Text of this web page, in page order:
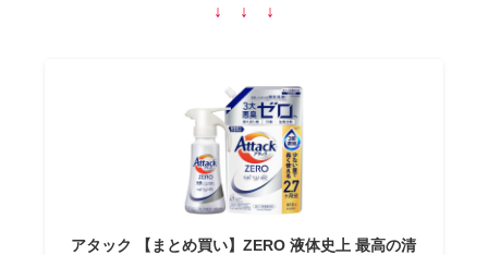
↓ ↓ ↓
アタック 【まとめ買い】ZERO 液体史上 最高の清